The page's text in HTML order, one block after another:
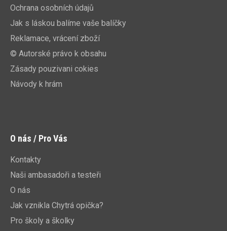
Ochrana osobních údajů
Jak s láskou balíme vaše balíčky
Reklamace, vrácení zboží
© Autorské právo k obsahu
Zásady pouzivani cokies
Návody k hrám
O nás / Pro Vás
Kontakty
Naši ambasadoři a testeři
O nás
Jak vznikla Chytrá opička?
Pro školy a školky